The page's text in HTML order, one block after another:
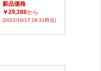
新品価格
￥29,388から
(2022/10/17 18:31時点)